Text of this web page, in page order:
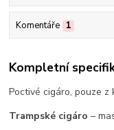
Komentáře 1
Kompletní
Poctivé cigáro, pouze z
Trampské cigáro –